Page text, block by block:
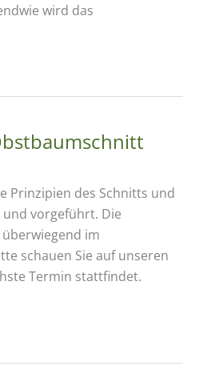
wird das
Prinzipien des Schnitts und
vorgeführt. Die
im
schauen Sie auf unseren
Termin stattfindet.